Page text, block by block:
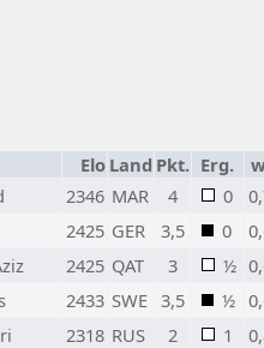
Elo Land Pkt. Erg.
2346 MAR 4 0
2425 GER 3,5 0
2425 QAT 3 ½
2433 SWE 3,5 ½
2318 RUS 2 1